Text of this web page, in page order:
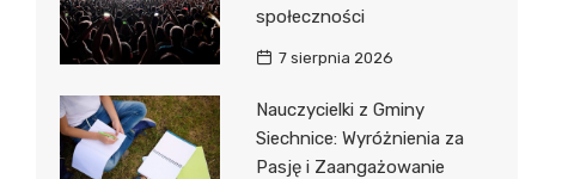
społeczności
7 sierpnia 2026
Nauczycielki z Gminy
Siechnice: Wyróżnienia za
Pasję i Zaangażowanie